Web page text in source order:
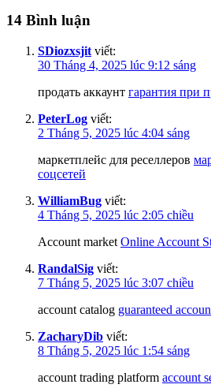
14 Bình luận
SDiozxsjit viết:
30 Tháng 4, 2025 lúc 9:12 sáng
продать аккаунт гарантия при
PeterLog viết:
2 Tháng 5, 2025 lúc 4:04 sáng
маркетплейс для реселлеров
соцсетей
WilliamBug viết:
4 Tháng 5, 2025 lúc 2:05 chiều
Account market Online Account
RandalSig viết:
7 Tháng 5, 2025 lúc 3:07 chiều
account catalog guaranteed
ZacharyDib viết:
8 Tháng 5, 2025 lúc 1:54 sáng
account trading platform account